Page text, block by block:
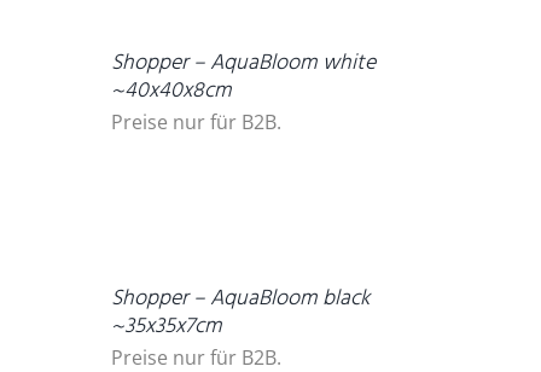
Shopper – AquaBloom white
~40x40x8cm
Preise nur für B2B.
Shopper – AquaBloom black
~35x35x7cm
Preise nur für B2B.